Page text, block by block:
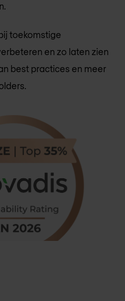
toekomstige
en zo laten zien
best practices en meer